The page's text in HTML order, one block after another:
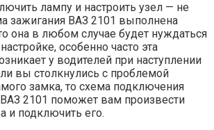
лампу и настроить узел — не
зажигания ВАЗ 2101 выполнена
она в любом случае будет нуждаться
особенно часто эта
у водителей при наступлении
вы столкнулись с проблемой
замка, то схема подключения
2101 поможет вам произвести
и подключить его.